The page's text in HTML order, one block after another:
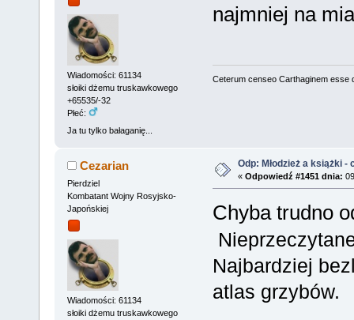
Wiadomości: 61134
słoiki dżemu truskawkowego
+65535/-32
Płeć:
Ja tu tylko bałaganię...
najmniej na
Ceterum censeo Carthaginem esse
Cezarian
Pierdziel
Kombatant Wojny Rosyjsko-
Japońskiej
Wiadomości: 61134
słoiki dżemu truskawkowego
Odp: Młodzież a książki -
« Odpowiedź #1451 dnia:
Chyba trudno
Najbardziej
atlas grzybów.